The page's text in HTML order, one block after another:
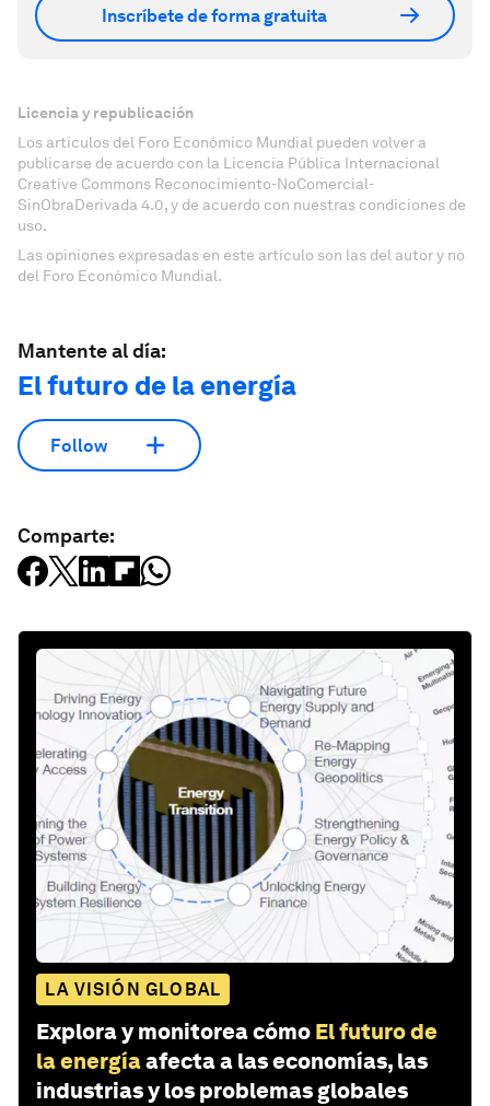
Inscríbete de forma gratuita
Licencia y republicación
Los artículos del Foro Económico Mundial pueden volver a
publicarse de acuerdo con la Licencia Pública Internacional
Creative Commons Reconocimiento-NoComercial-
SinObraDerivada 4.0, y de acuerdo con nuestras condiciones de
uso.
Las opiniones expresadas en este artículo son las del autor y no
del Foro Económico Mundial.
Mantente al día:
El futuro de la energía
Follow
Comparte:
LA VISIÓN GLOBAL
Explora y monitorea cómo El futuro de
la energíaafecta a las economías, las
industrias y los problemas globales